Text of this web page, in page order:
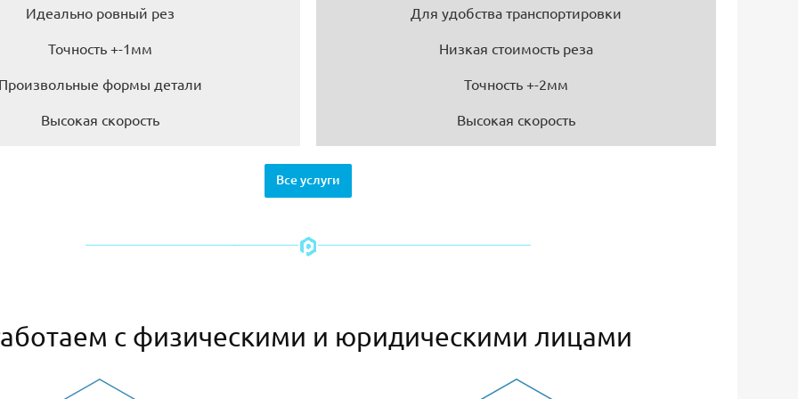
Идеально ровный рез
Точность +-1мм
формы детали
Высокая скорость
Для удобства транспортировки
Низкая стоимость реза
Точность +-2мм
Высокая скорость
Все услуги
с физическими и юридическими лицами